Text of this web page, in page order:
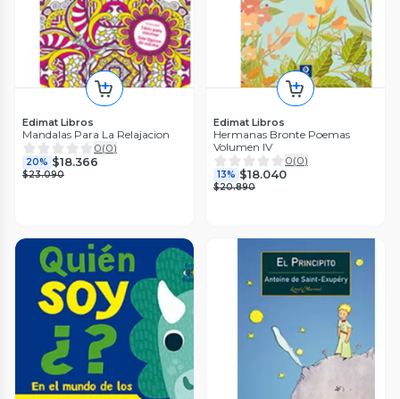
Edimat Libros
Mandalas Para La Relajacion
0(0)
20% $18.366
$23.090
Edimat Libros
Hermanas Bronte Poemas
Volumen IV
0(0)
13% $18.040
$20.890